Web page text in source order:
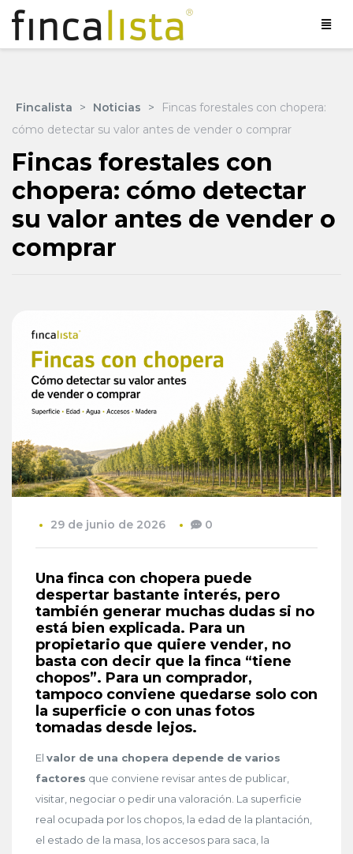
Fincalista > Noticias >
Fincas forestales con chopera:
cómo detectar su valor antes de vender o comprar
Fincas forestales con
chopera: cómo detectar
su valor antes de vender o
comprar
29 de junio de 2026 0
Una finca con chopera puede
despertar bastante interés, pero
también generar muchas dudas si no
está bien explicada. Para un
propietario que quiere vender, no
basta con decir que la finca “tiene
chopos”. Para un comprador,
tampoco conviene quedarse solo con
la superficie o con unas fotos
tomadas desde lejos.
El valor de una chopera depende de varios
factores que conviene revisar antes de publicar,
visitar, negociar o pedir una valoración. La superficie
real ocupada por los chopos, la edad de la plantación,
el estado de la masa, los accesos para saca, la